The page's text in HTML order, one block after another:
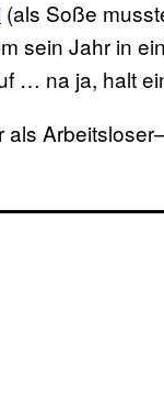
(als Soße
sein Jahr in
… na ja, halt
als